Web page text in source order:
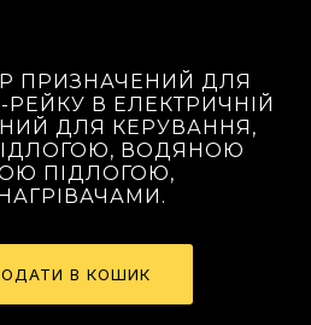
ПРИЗНАЧЕНИЙ ДЛЯ
В ЕЛЕКТРИЧНІЙ
ДЛЯ КЕРУВАННЯ,
ВОДЯНОЮ
ПІДЛОГОЮ,
В КОШИК